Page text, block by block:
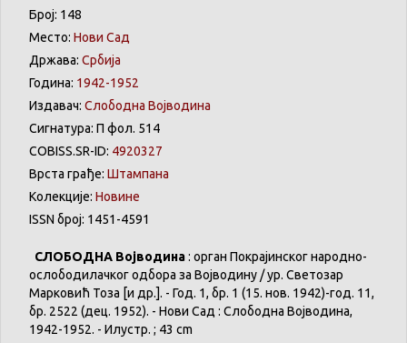
Број: 148
Место: Нови Сад
Држава: Србија
Година: 1942-1952
Издавач: Слободна Војводина
Сигнатура: П фол. 514
COBISS.SR-ID: 4920327
Врста грађе: Штампана
Колекције: Новине
ISSN број: 1451-4591
СЛОБОДНА Војводина: орган Покрајинског народно-
ослободилачког одбора за Војводину / ур. Светозар
Марковић Тоза [и др.]. - Год. 1, бр. 1 (15. нов. 1942)-год. 11,
бр. 2522 (дец. 1952). - Нови Сад : Слободна Војводина,
1942-1952. - Илустр. ; 43 cm